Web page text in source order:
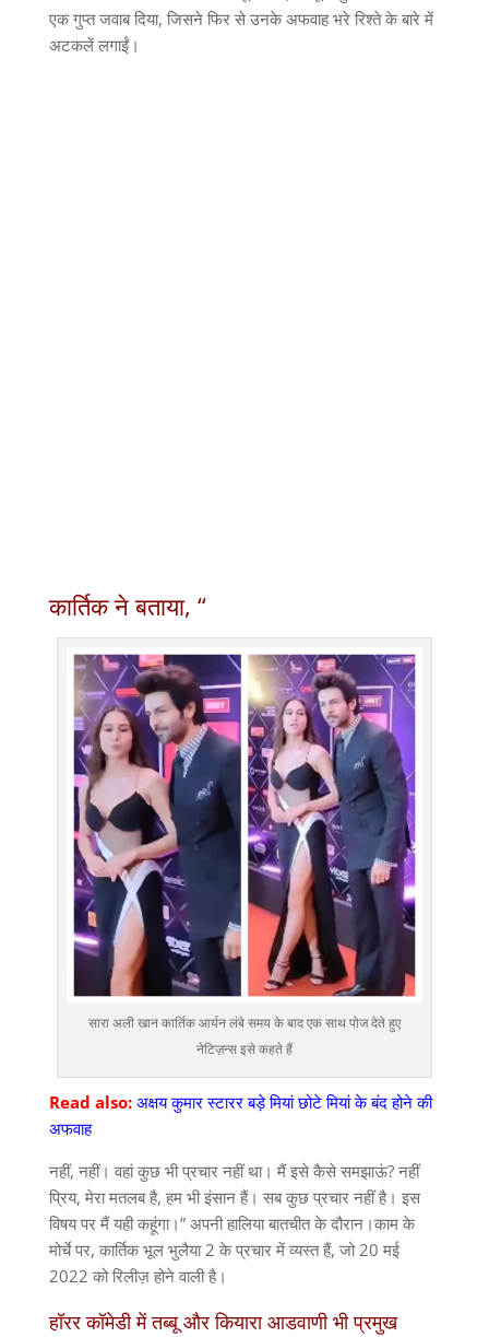
एक गुप्त जवाब दिया, जिसने फिर से उनके अफवाह भरे रिश्ते के बारे में
अटकलें लगाईं।
कार्तिक ने बताया, “
सारा अली खान कार्तिक आर्यन लंबे समय के बाद एक साथ पोज देते हुए
नेटिज़न्स इसे कहते हैं
Read also: अक्षय कुमार स्टारर बड़े मियां छोटे मियां के बंद होने की
अफवाह
नहीं, नहीं। वहां कुछ भी प्रचार नहीं था। मैं इसे कैसे समझाऊं? नहीं
प्रिय, मेरा मतलब है, हम भी इंसान हैं। सब कुछ प्रचार नहीं है। इस
विषय पर मैं यही कहूंगा।” अपनी हालिया बातचीत के दौरान।काम के
मोर्चे पर, कार्तिक भूल भुलैया 2 के प्रचार में व्यस्त हैं, जो 20 मई
2022 को रिलीज़ होने वाली है।
हॉरर कॉमेडी में तब्बू और कियारा आडवाणी भी प्रमुख